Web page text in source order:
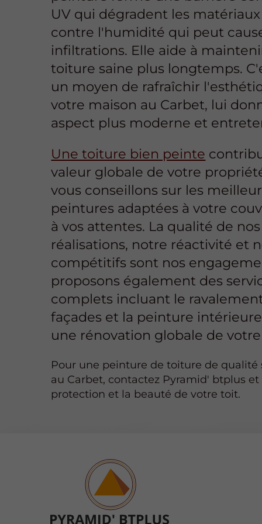
UV qui dégradent les
contre l'humidité qui peut
infiltrations. Elle aide à
toiture saine plus longtemps.
un moyen de rafraîchir
votre maison au Carbet, lui
aspect plus moderne et
Une toiture bien peinte
valeur globale de votre
vous conseillons sur les
peintures adaptées à votre
à vos attentes. La qualité de nos
réalisations, notre réactivité et
compétitifs sont nos
proposons également des
complets incluant le
façades et la peinture
une rénovation globale de
Pour une peinture de toiture de qualité
au Carbet, contactez Pyramid' btplus et
protection et la beauté de votre toit.